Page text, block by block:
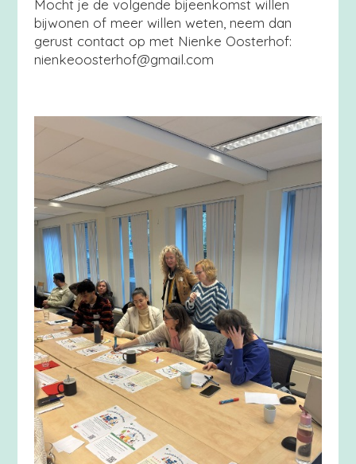
Mocht je de volgende bijeenkomst willen
bijwonen of meer willen weten, neem dan
gerust contact op met Nienke Oosterhof:
nienkeoosterhof@gmail.com